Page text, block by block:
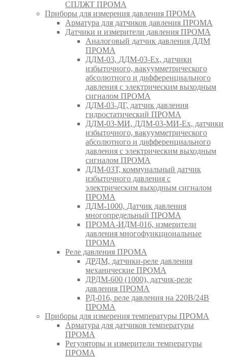
СПЛЖТ ПРОМА
Приборы для измерения давления ПРОМА
Арматура для датчиков давления ПРОМА
Датчики и измерители давления ПРОМА
Аналоговый датчик давления ДДМ
ПРОМА
ДДМ-03, ДДМ-03-Ех, датчики
избыточного, вакуумметрического
абсолютного и дифференциального
давления с электрическим выходным
сигналом ПРОМА
ДДМ-03-ДГ, датчик давления
гидростатический ПРОМА
ДДМ-03-МИ, ДДМ-03-МИ-Ех, датчики
избыточного, вакуумметрического
абсолютного и дифференциального
давления с электрическим выходным
сигналом ПРОМА
ДДМ-03Т, коммунальный датчик
избыточного давления с
электрическим выходным сигналом
ПРОМА
ДДМ-1000, Датчик давления
многопредельный ПРОМА
ПРОМА-ИДМ-016, измерители
давления многофункциональные
ПРОМА
Реле давления ПРОМА
ДРДМ, датчики-реле давления
механические ПРОМА
ДРДМ-600 (1000), датчик-реле
давления ПРОМА
РД-016, реле давления на 220В/24В
ПРОМА
Приборы для измерения температуры ПРОМА
Арматура для датчиков температуры
ПРОМА
Регуляторы и измерители температуры
ПРОМА